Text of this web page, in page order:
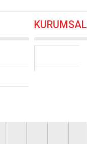
09.08.2026 12:00
KURUMSAL